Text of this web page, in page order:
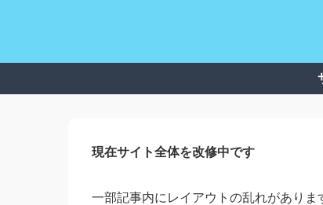
現在サイト全体を改修中です
一部記事内にレイアウトの乱れがありま